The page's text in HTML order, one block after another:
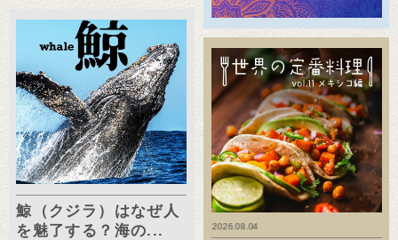
鯨（クジラ）はなぜ人
を魅了する？海の...
2026.08.04